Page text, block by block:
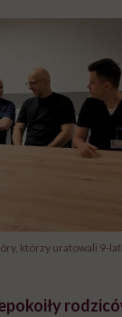
którzy uratowali 9-